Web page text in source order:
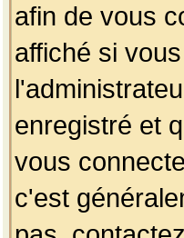
afin de vous
affiché si
enregistré et
vous
c'est